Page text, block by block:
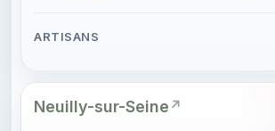
Neuilly-sur-Seine